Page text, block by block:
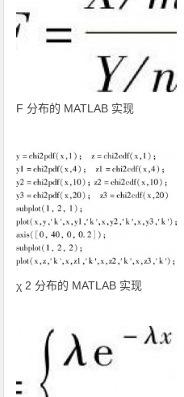
F 分布的 MATLAB 实现
χ 2 分布的 MATLAB 实现